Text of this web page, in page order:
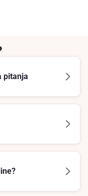
pitanja